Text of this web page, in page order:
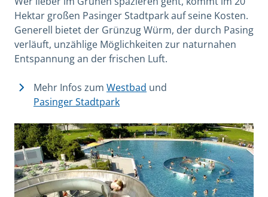
Hektar großen Pasinger Stadtpark auf seine Kosten.
Generell bietet der Grünzug Würm, der durch Pasing
verläuft, unzählige Möglichkeiten zur naturnahen
Entspannung an der frischen Luft.
Mehr Infos zum Westbad und
Pasinger Stadtpark